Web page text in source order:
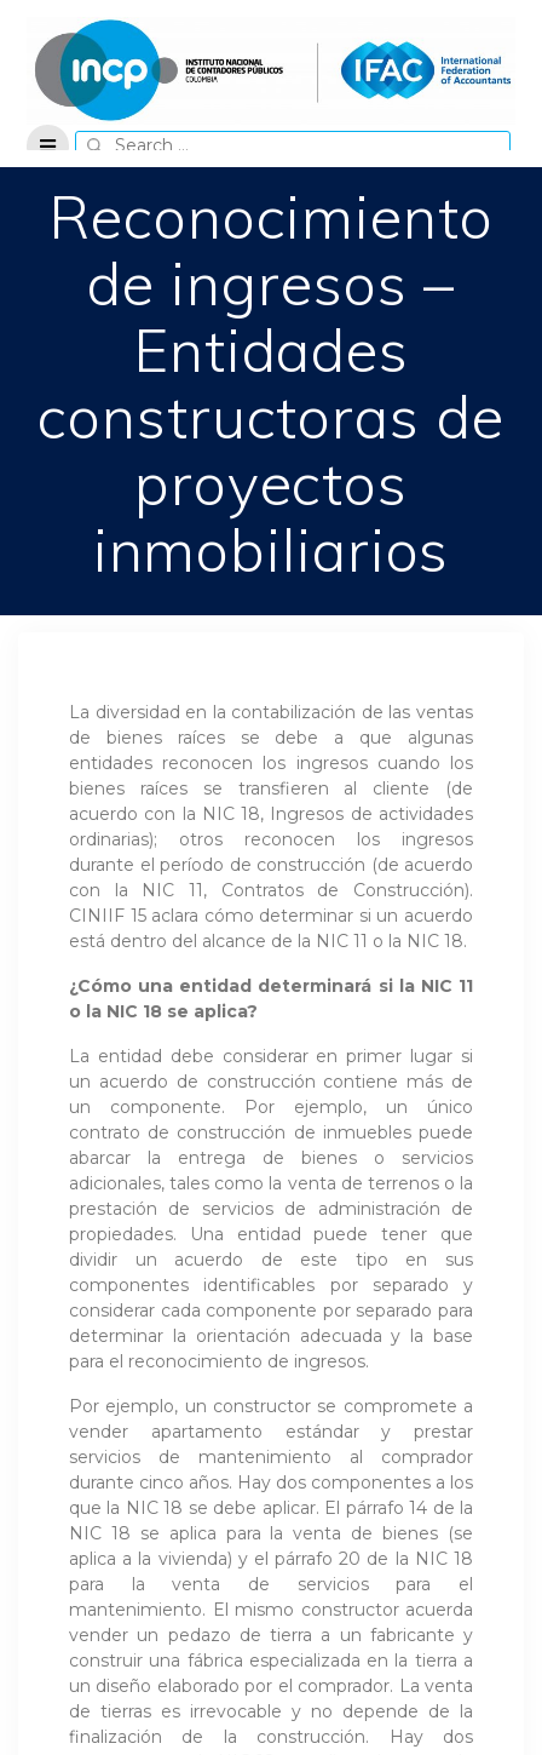
content
Search
for:
Reconocimiento
de ingresos –
Entidades
constructoras de
proyectos
inmobiliarios
La diversidad en la contabilización de las ventas
de bienes raíces se debe a que algunas
entidades reconocen los ingresos cuando los
bienes raíces se transfieren al cliente (de
acuerdo con la NIC 18, Ingresos de actividades
ordinarias); otros reconocen los ingresos
durante el período de construcción (de acuerdo
con la NIC 11, Contratos de Construcción).
CINIIF 15 aclara cómo determinar si un acuerdo
está dentro del alcance de la NIC 11 o la NIC 18.
¿Cómo una entidad determinará si la NIC 11
o la NIC 18 se aplica?
La entidad debe considerar en primer lugar si
un acuerdo de construcción contiene más de
un componente. Por ejemplo, un único
contrato de construcción de inmuebles puede
abarcar la entrega de bienes o servicios
adicionales, tales como la venta de terrenos o la
prestación de servicios de administración de
propiedades. Una entidad puede tener que
dividir un acuerdo de este tipo en sus
componentes identificables por separado y
considerar cada componente por separado para
determinar la orientación adecuada y la base
para el reconocimiento de ingresos.
Por ejemplo, un constructor se compromete a
vender apartamento estándar y prestar
servicios de mantenimiento al comprador
durante cinco años. Hay dos componentes a los
que la NIC 18 se debe aplicar. El párrafo 14 de la
NIC 18 se aplica para la venta de bienes (se
aplica a la vivienda) y el párrafo 20 de la NIC 18
para la venta de servicios para el
mantenimiento. El mismo constructor acuerda
vender un pedazo de tierra a un fabricante y
construir una fábrica especializada en la tierra a
un diseño elaborado por el comprador. La venta
de tierras es irrevocable y no depende de la
finalización de la construcción. Hay dos